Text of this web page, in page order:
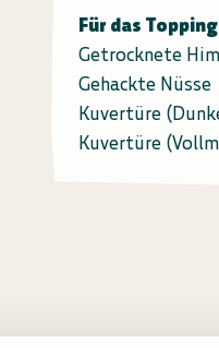
Für das
Getrocknete
Gehackte Nüsse
Kuvertüre
Kuvertüre